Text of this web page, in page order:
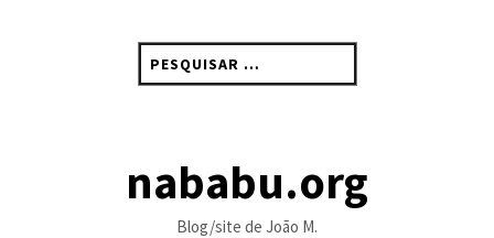
por:
nababu.org
Blog/site de João M.